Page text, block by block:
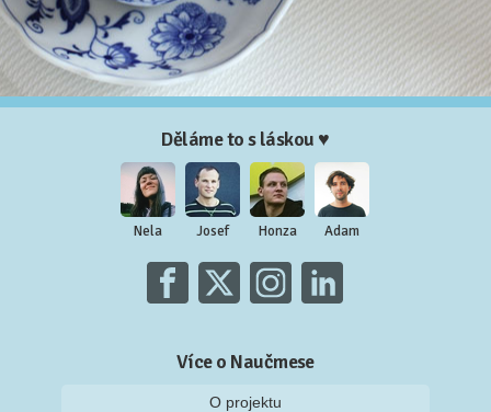
Děláme to s láskou ♥
Nela Josef Honza Adam
Více o Naučmese
O projektu